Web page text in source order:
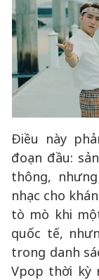
Điều này
đoạn đầu:
thông,
nhạc cho
tò mò khi
quốc tế,
trong danh
Vpop thời kỳ